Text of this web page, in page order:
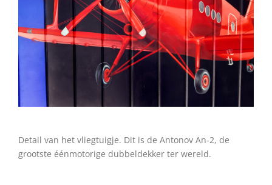
Detail van het vliegtuigje. Dit is de Antonov An-2, de
grootste éénmotorige dubbeldekker ter wereld.